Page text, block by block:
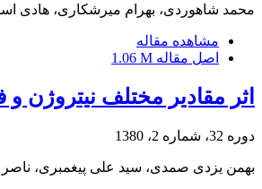
محمد شاهوردی، بهرام میرشکاری، هادی
مشاهده مقاله
اصل مقاله 1.06 M
اثر مقادیر مختلف
دوره 32، شماره 2، 1380
بهمن یزدی صمدی، سید علی پیغمبری،